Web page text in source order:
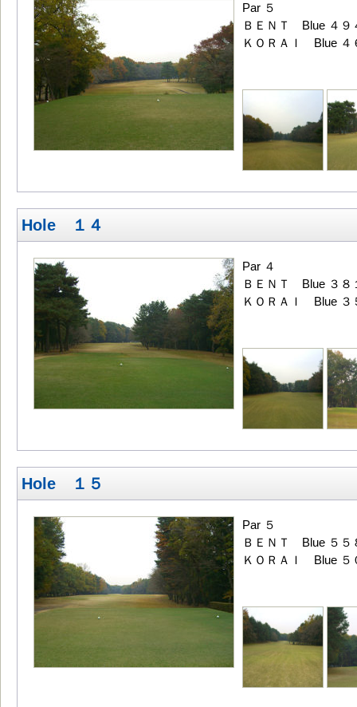
Par ５
ＢＥＮＴ Blue ４
ＫＯＲＡＩ Blue
Hole １４
Par ４
ＢＥＮＴ Blue ３
ＫＯＲＡＩ Blue
Hole １５
Par ５
ＢＥＮＴ Blue ５
ＫＯＲＡＩ Blue